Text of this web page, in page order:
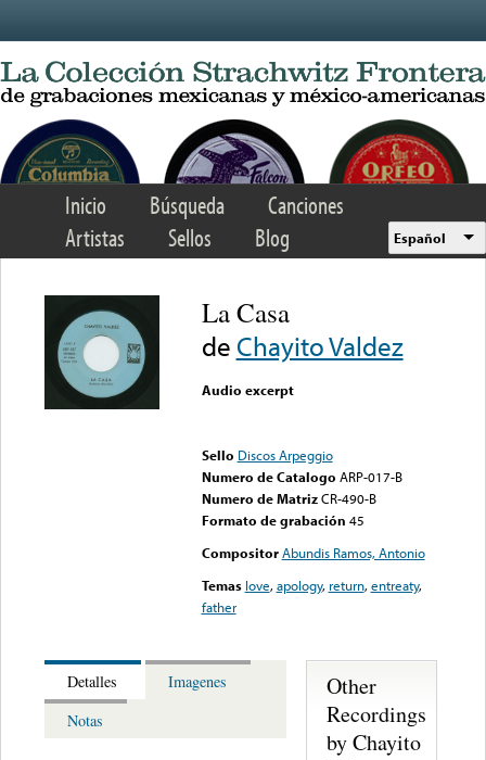
Inicio Búsqueda
Canciones
Artistas
Sellos Blog Español
La Casa
de Chayito Valdez
Audio excerpt
Sello Discos Arpeggio
Numero de Catalogo ARP-017-B
Numero de Matriz CR-490-B
Formato de grabación 45
Compositor Abundis Ramos, Antonio
Temas love,apology, return,entreaty,
father
Detalles
Imagenes
Notas
Other
Recordings
by Chayito